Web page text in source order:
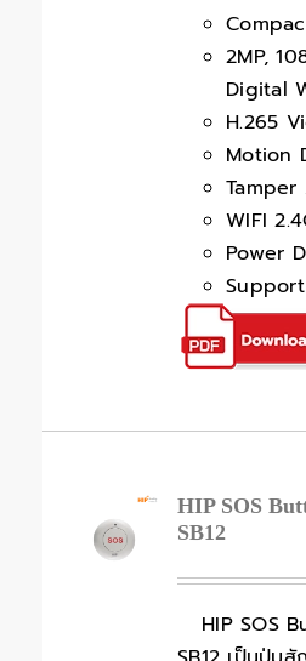
2MP,
Digital
H.265
Motion
Tamper
WIFI
Power
HIP SOS
SB12
HIP SOS